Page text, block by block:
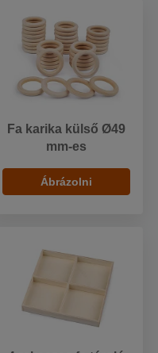
Fa karika külső Ø49
mm-es
Ábrázolni